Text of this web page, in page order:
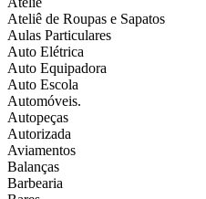
Ateliê de Roupas e Sapatos
Aulas Particulares
Auto Elétrica
Auto Equipadora
Auto Escola
Automóveis.
Autopeças
Autorizada
Aviamentos
Balanças
Barbearia